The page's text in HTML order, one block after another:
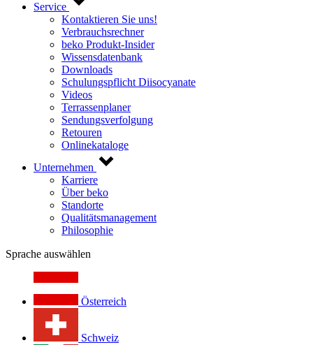
Service
Kontaktieren Sie uns!
Verbrauchsrechner
beko Produkt-Insider
Wissensdatenbank
Downloads
Schulungspflicht Diisocyanate
Videos
Terrassenplaner
Sendungsverfolgung
Retouren
Onlinekataloge
Unternehmen
Karriere
Über beko
Standorte
Qualitätsmanagement
Philosophie
Sprache auswählen
Österreich
Schweiz